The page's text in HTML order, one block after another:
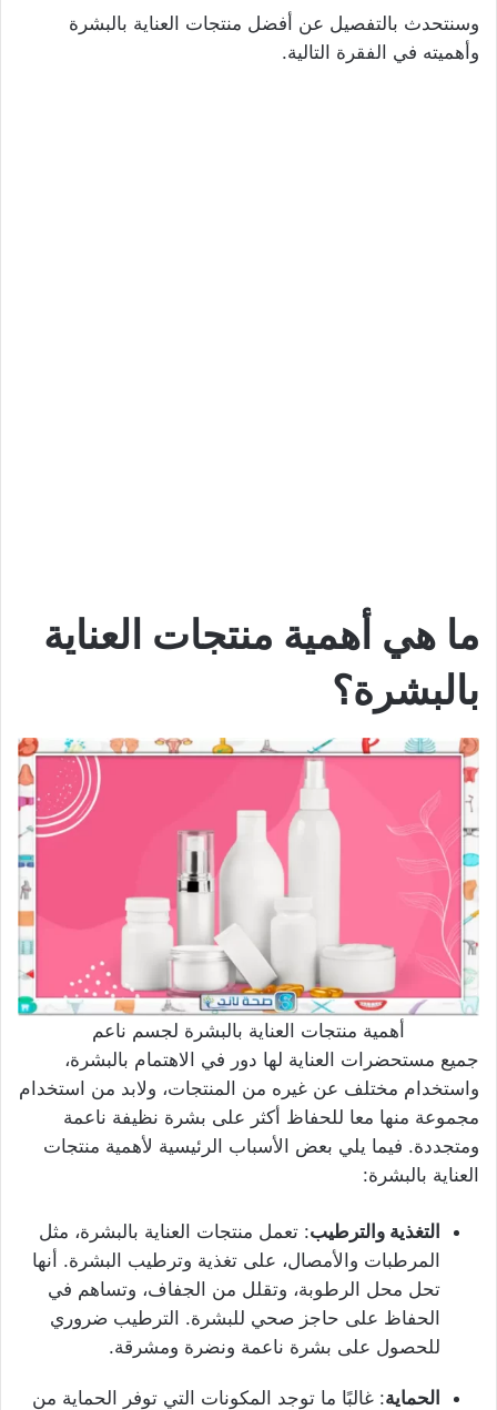
وسنتحدث بالتفصيل عن أفضل منتجات العناية بالبشرة
وأهميته في الفقرة التالية.
ما هي أهمية منتجات العناية
بالبشرة؟
أهمية منتجات العناية بالبشرة لجسم ناعم
جميع مستحضرات العناية لها دور في الاهتمام بالبشرة،
واستخدام مختلف عن غيره من المنتجات، ولابد من استخدام
مجموعة منها معا للحفاظ أكثر على بشرة نظيفة ناعمة
ومتجددة. فيما يلي بعض الأسباب الرئيسية لأهمية منتجات
العناية بالبشرة:
التغذية والترطيب: تعمل منتجات العناية بالبشرة، مثل
المرطبات والأمصال، على تغذية وترطيب البشرة. أنها
تحل محل الرطوبة، وتقلل من الجفاف، وتساهم في
الحفاظ على حاجز صحي للبشرة. الترطيب ضروري
للحصول على بشرة ناعمة ونضرة ومشرقة.
الحماية: غالبًا ما توجد المكونات التي توفر الحماية من